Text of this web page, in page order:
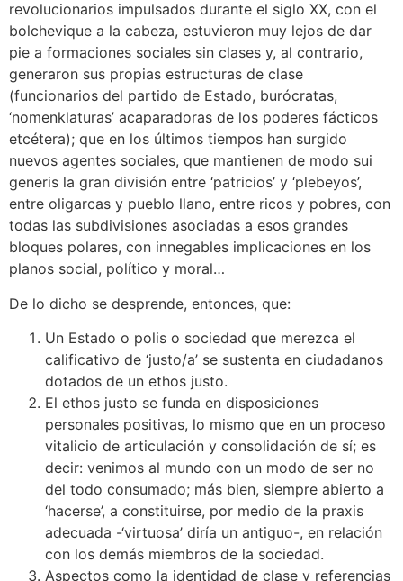
revolucionarios impulsados durante el siglo XX, con el
bolchevique a la cabeza, estuvieron muy lejos de dar
pie a formaciones sociales sin clases y, al contrario,
generaron sus propias estructuras de clase
(funcionarios del partido de Estado, burócratas,
‘nomenklaturas’ acaparadoras de los poderes fácticos
etcétera); que en los últimos tiempos han surgido
nuevos agentes sociales, que mantienen de modo sui
generis la gran división entre ‘patricios’ y ‘plebeyos’,
entre oligarcas y pueblo llano, entre ricos y pobres, con
todas las subdivisiones asociadas a esos grandes
bloques polares, con innegables implicaciones en los
planos social, político y moral…
De lo dicho se desprende, entonces, que:
Un Estado o polis o sociedad que merezca el
calificativo de ‘justo/a’ se sustenta en ciudadanos
dotados de un ethos justo.
El ethos justo se funda en disposiciones
personales positivas, lo mismo que en un proceso
vitalicio de articulación y consolidación de sí; es
decir: venimos al mundo con un modo de ser no
del todo consumado; más bien, siempre abierto a
‘hacerse’, a constituirse, por medio de la praxis
adecuada -‘virtuosa’ diría un antiguo-, en relación
con los demás miembros de la sociedad.
Aspectos como la identidad de clase y referencias